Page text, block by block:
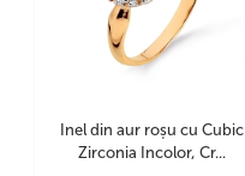
Inel din aur roșu cu Cubic
Zirconia Incolor, Cr...